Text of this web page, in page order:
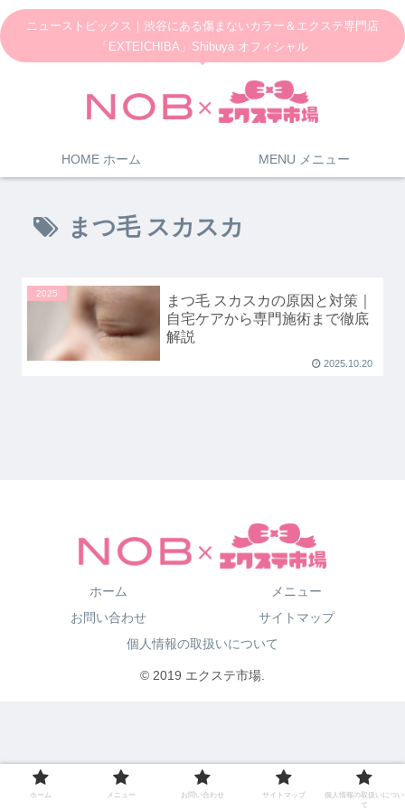
ニューストピックス｜渋谷にある傷まないカラー＆エクステ専門店
「EXTEICHIBA」Shibuya オフィシャル
HOME ホーム MENU メニュー
まつ毛 スカスカ
2025
まつ毛 スカスカの原因と対策｜
自宅ケアから専門施術まで徹底
解説
2025.10.20
ホーム
メニュー
お問い合わせ
サイトマップ
個人情報の取扱いについて
© 2019 エクステ市場.
ホーム メニュー お問い合わせ サイトマップ
個人情報の取扱いについ
て